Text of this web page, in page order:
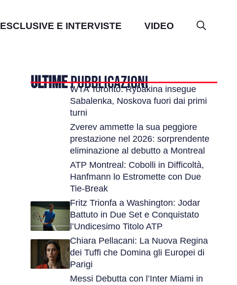
ESCLUSIVE E INTERVISTE VIDEO
ULTIMEPUBBLICAZIONI
WTA Toronto: Rybakina insegue
Sabalenka, Noskova fuori dai primi
turni
Zverev ammette la sua peggiore
prestazione nel 2026: sorprendente
eliminazione al debutto a Montreal
ATP Montreal: Cobolli in Difficoltà,
Hanfmann lo Estromette con Due
Tie-Break
Fritz Trionfa a Washington: Jodar
Battuto in Due Set e Conquistato
l’Undicesimo Titolo ATP
Chiara Pellacani: La Nuova Regina
dei Tuffi che Domina gli Europei di
Parigi
Messi Debutta con l’Inter Miami in